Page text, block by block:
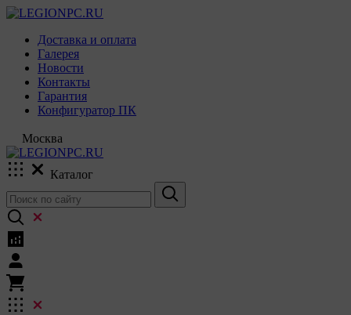
Доставка и оплата
Галерея
Новости
Контакты
Гарантия
Конфигуратор ПК
Москва
Каталог